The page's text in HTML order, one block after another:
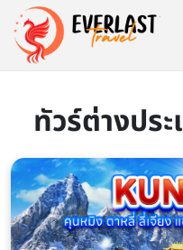
ทัวร์ต่างปร